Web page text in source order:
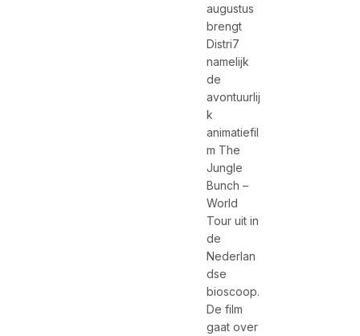
augustus
brengt
Distri7
namelijk
de
avontuurlij
k
animatiefil
m The
Jungle
Bunch –
World
Tour uit in
de
Nederlan
dse
bioscoop.
De film
gaat over